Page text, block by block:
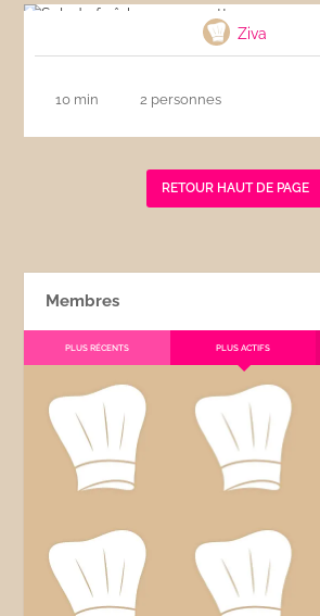
Ziva
10 min 2 personnes
RETOUR HAUT DE PAGE
Membres
PLUS RÉCENTS PLUS ACTIFS